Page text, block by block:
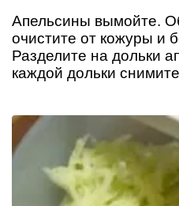
Апельсины вымойте.
очистите от кожуры и
Разделите на дольки
каждой дольки